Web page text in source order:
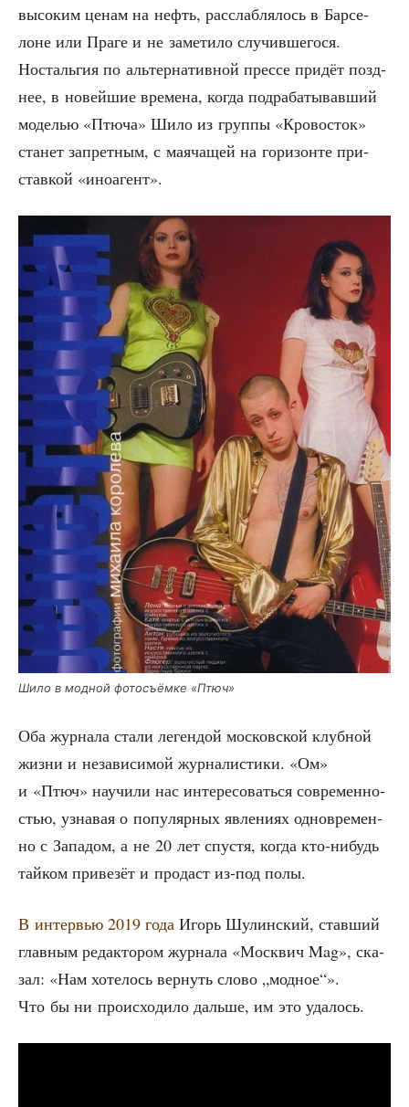
высо­ким ценам на нефть, рас­слаб­ля­лось в Бар­се­
лоне или Пра­ге и не заме­ти­ло слу­чив­ше­го­ся.
Носталь­гия по аль­тер­на­тив­ной прес­се при­дёт позд­
нее, в новей­шие вре­ме­на, когда под­ра­ба­ты­вав­ший
моде­лью «Птю­ча» Шило из груп­пы «Кро­во­сток»
ста­нет запрет­ным, с мая­ча­щей на гори­зон­те при­
став­кой «ино­агент».
Шило в мод­ной фото­съём­ке «Птюч»
Оба жур­на­ла ста­ли леген­дой мос­ков­ской клуб­ной
жиз­ни и неза­ви­си­мой жур­на­ли­сти­ки. «Ом»
и «Птюч» научи­ли нас инте­ре­со­вать­ся совре­мен­но­
стью, узна­вая о попу­ляр­ных явле­ни­ях одно­вре­мен­
но с Запа­дом, а не 20 лет спу­стя, когда кто-нибудь
тай­ком при­ве­зёт и про­даст из-под полы.
В интер­вью 2019 года Игорь Шулин­ский, став­ший
глав­ным редак­то­ром жур­на­ла «Моск­вич Mag», ска­
зал: «Нам хоте­лось вер­нуть сло­во „мод­ное“».
Что бы ни про­ис­хо­ди­ло даль­ше, им это удалось.